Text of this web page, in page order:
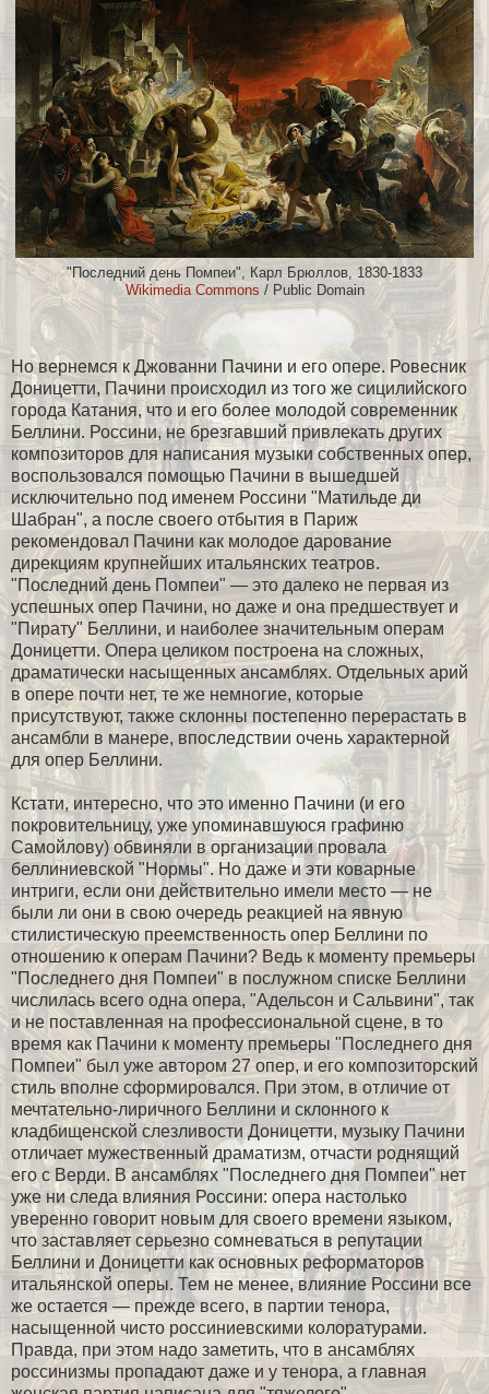
"Последний день Помпеи", Карл Брюллов, 1830-1833
Wikimedia Сommons / Public Domain
Но вернемся к Джованни Пачини и его опере. Ровесник
Доницетти, Пачини происходил из того же сицилийского
города Катания, что и его более молодой современник
Беллини. Россини, не брезгавший привлекать других
композиторов для написания музыки собственных опер,
воспользовался помощью Пачини в вышедшей
исключительно под именем Россини "Матильде ди
Шабран", а после своего отбытия в Париж
рекомендовал Пачини как молодое дарование
дирекциям крупнейших итальянских театров.
"Последний день Помпеи" — это далеко не первая из
успешных опер Пачини, но даже и она предшествует и
"Пирату" Беллини, и наиболее значительным операм
Доницетти. Опера целиком построена на сложных,
драматически насыщенных ансамблях. Отдельных арий
в опере почти нет, те же немногие, которые
присутствуют, также склонны постепенно перерастать в
ансамбли в манере, впоследствии очень характерной
для опер Беллини.
Кстати, интересно, что это именно Пачини (и его
покровительницу, уже упоминавшуюся графиню
Самойлову) обвиняли в организации провала
беллиниевской "Нормы". Но даже и эти коварные
интриги, если они действительно имели место — не
были ли они в свою очередь реакцией на явную
стилистическую преемственность опер Беллини по
отношению к операм Пачини? Ведь к моменту премьеры
"Последнего дня Помпеи" в послужном списке Беллини
числилась всего одна опера, "Адельсон и Сальвини", так
и не поставленная на профессиональной сцене, в то
время как Пачини к моменту премьеры "Последнего дня
Помпеи" был уже автором 27 опер, и его композиторский
стиль вполне сформировался. При этом, в отличие от
мечтательно-лиричного Беллини и склонного к
кладбищенской слезливости Доницетти, музыку Пачини
отличает мужественный драматизм, отчасти роднящий
его с Верди. В ансамблях "Последнего дня Помпеи" нет
уже ни следа влияния Россини: опера настолько
уверенно говорит новым для своего времени языком,
что заставляет серьезно сомневаться в репутации
Беллини и Доницетти как основных реформаторов
итальянской оперы. Тем не менее, влияние Россини все
же остается — прежде всего, в партии тенора,
насыщенной чисто россиниевскими колоратурами.
Правда, при этом надо заметить, что в ансамблях
россинизмы пропадают даже и у тенора, а главная